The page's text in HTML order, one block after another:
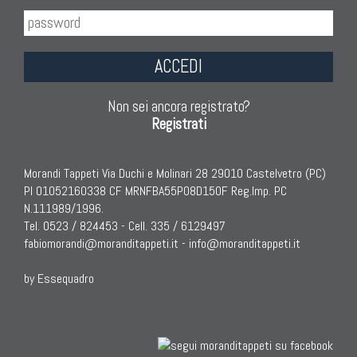
KILIM
Kilim Vecchi E Antichi
Nuovissimi Kilim India
TAPPETI PER ARREDAMENTO
Tappeti Turchi Vecchi E Nuovi
Tappeti Turcomanni Vecchi E Nuovi
Tappeti Ghazni
ACCEDI
Non sei ancora registrato?
Registrati
Morandi Tappeti Via Duchi e Molinari 28 29010 Castelvetro (PC)
PI 01052160338 CF MRNFBA55P08D150F Reg.Imp. PC
N.111989/1996.
Tel. 0523 / 824453 - Cell. 335 / 6129497
fabiomorandi@moranditappeti.it - info@moranditappeti.it
by Essequadro